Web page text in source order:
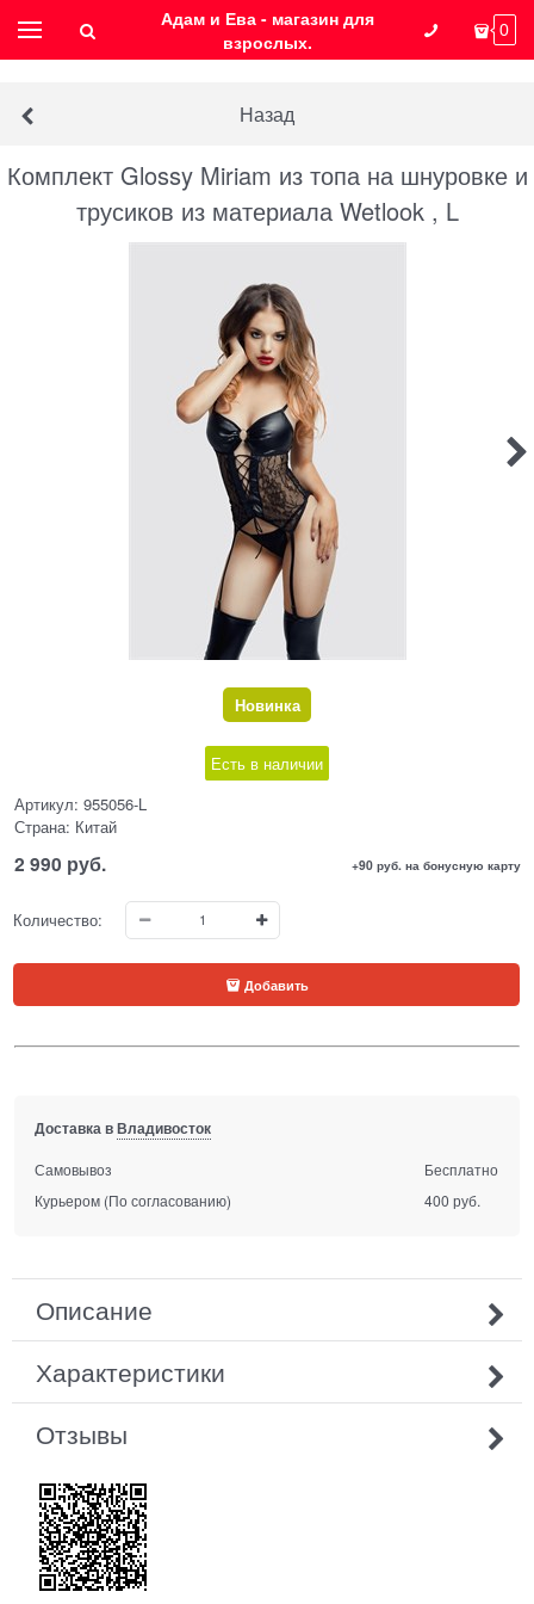
Адам и Ева - магазин для
взрослых.
0
Назад
Комплект Glossy Miriam из топа на шнуровке и
трусиков из материала Wetlook , L
Новинка
Есть в наличии
Артикул: 955056-L
Страна: Китай
2 990 руб. +90 руб. на бонусную карту
Количество:
Добавить
Доставка вВладивосток
Самовывоз
Бесплатно
Курьером (По согласованию) 400 руб.
Описание
Характеристики
Отзывы